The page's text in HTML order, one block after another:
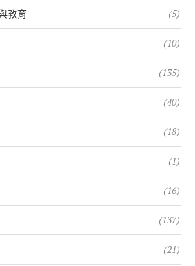
教育 (5)
(10)
(135)
(40)
(18)
(1)
(16)
(137)
(21)